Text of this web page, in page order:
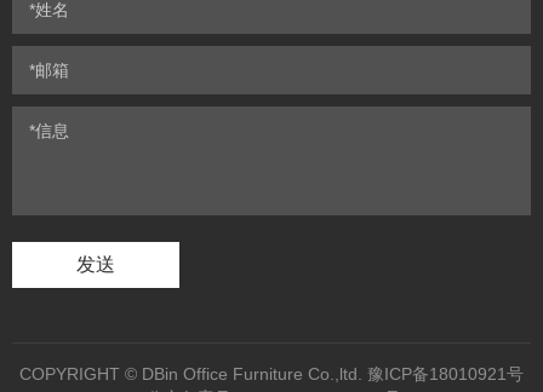
发送
COPYRIGHT © DBin Office Furniture Co.,ltd. 豫ICP备18010921号